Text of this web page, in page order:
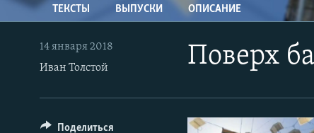
Вернуться
к
основному
содержанию
АВТОРСКИЕ ПРОЕКТЫ
ЦИТАТЫ СВОБОДЫ
МНЕНИЯ
КУЛЬТУРА
IDEL.РЕАЛИИ
ТЕКСТЫ ВЫПУСКИ ОПИСАНИЕ
Поверх
14 января 2018
Иван Толстой
Поделиться